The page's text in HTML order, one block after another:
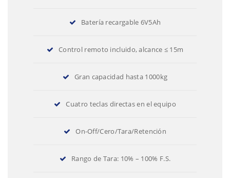
Batería recargable 6V5Ah
Control remoto incluido, alcance ≤ 15m
Gran capacidad hasta 1000kg
Cuatro teclas directas en el equipo
On-Off/Cero/Tara/Retención
Rango de Tara: 10% – 100% F.S.